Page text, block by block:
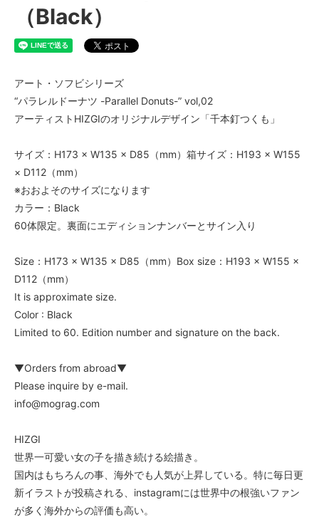
（Black）
アート・ソフビシリーズ
“パラレルドーナツ -Parallel Donuts-” vol,02
アーティストHIZGIのオリジナルデザイン「千本釘つくも」
サイズ：H173 × W135 × D85（mm）箱サイズ：H193 × W155
× D112（mm）
※おおよそのサイズになります
カラー：Black
60体限定。裏面にエディションナンバーとサイン入り
Size：H173 × W135 × D85（mm）Box size：H193 × W155 ×
D112（mm）
It is approximate size.
Color : Black
Limited to 60. Edition number and signature on the back.
▼Orders from abroad▼
Please inquire by e-mail.
info@mograg.com
HIZGI
世界一可愛い女の子を描き続ける絵描き。
国内はもちろんの事、海外でも人気が上昇している。特に毎日更
新イラストが投稿される、instagramには世界中の根強いファン
が多く海外からの評価も高い。